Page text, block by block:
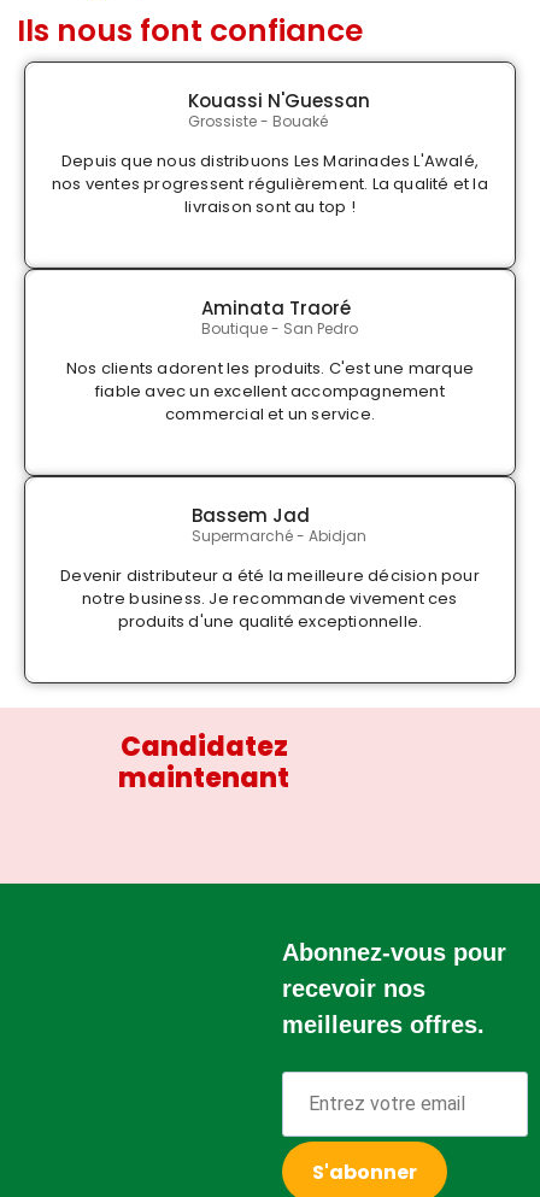
Ils nous font confiance
Depuis que nous distribuons Les Marinades L'Awalé,
nos ventes progressent régulièrement. La qualité et la
livraison sont au top !
Kouassi N'Guessan
Grossiste - Bouaké
Nos clients adorent les produits. C'est une marque
fiable avec un excellent accompagnement
commercial et un service.
Aminata Traoré
Boutique - San Pedro
Devenir distributeur a été la meilleure décision pour
notre business. Je recommande vivement ces
produits d'une qualité exceptionnelle.
Bassem Jad
Supermarché - Abidjan
Candidatez
maintenant
Abonnez-vous pour
recevoir nos
meilleures offres.
S'abonner